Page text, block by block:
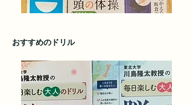
おすすめのドリル